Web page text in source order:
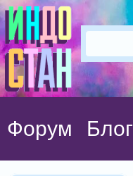
Форум Блог